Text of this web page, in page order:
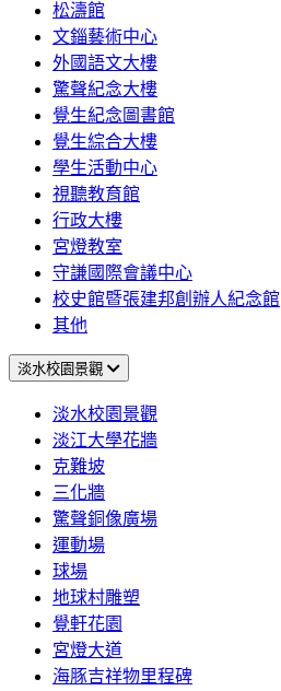
松濤館
文錙藝術中心
外國語文大樓
驚聲紀念大樓
覺生紀念圖書館
覺生綜合大樓
學生活動中心
視聽教育館
行政大樓
宮燈教室
守謙國際會議中心
校史館暨張建邦創辦人紀念館
其他
淡水校園景觀
淡水校園景觀
淡江大學花牆
克難坡
三化牆
驚聲銅像廣場
運動場
球場
地球村雕塑
覺軒花園
宮燈大道
海豚吉祥物里程碑